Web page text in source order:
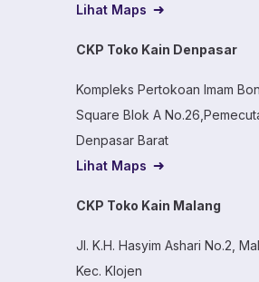
Lihat Maps
CKP Toko Kain Denpasar
Kompleks Pertokoan Imam
Square Blok A
Denpasar Barat
Lihat Maps
CKP Toko Kain Malang
Jl. K.H. Hasyim Ashari No.2,
Kec. Klojen